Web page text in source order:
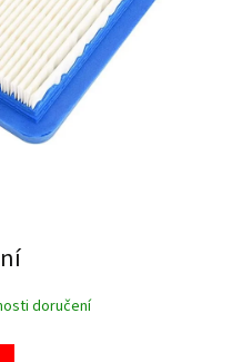
doručení